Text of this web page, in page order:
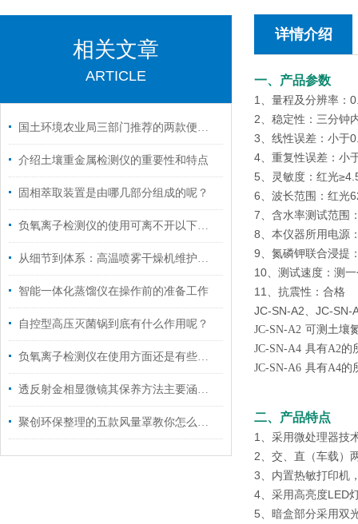
相关文章
ARTICLE
国土环境农业局三部门推荐的两款便携土壤重金属检测仪的检测方法和使用技巧
介绍土壤重金属检测仪的重要性和特点
固相萃取装置是由哪几部分组成的呢？
负氧离子检测仪的使用可离不开以下维护
从细节到体系：高温喷雾干燥机维护保养，这样做让设备多扛几年
智能一体化蒸馏仪在操作前的准备工作
自控型高压灭菌锅到底有什么作用呢？
负氧离子检测仪在使用方面还是有些技巧的
透反射金相显微镜其保养方法主要涵盖以下几个方面
聚创环保整理的五款风量罩教你怎么安装和操作
详情介绍
一、产品参数
1、量程及分辨率：
2、稳定性：三分钟
3、线性误差：小于
4、重复性误差：小
5、灵敏度：红光
6、波长范围：红
7、含水率测试范
8、本仪器所用电源
9、氮磷钾联合浸提
10、测试速度：测
11、抗震性：合格
JC-SN-A2、JC-SN-
JC-SN-A2 可测土壤
JC-SN-A4 具有A2的
JC-SN-A6 具有A4的
二、产品特点
1、采用微处理器技
2、交、直（车载）
3、内置热敏打印机
4、采用高亮度LED
5、暗盒部分采用双